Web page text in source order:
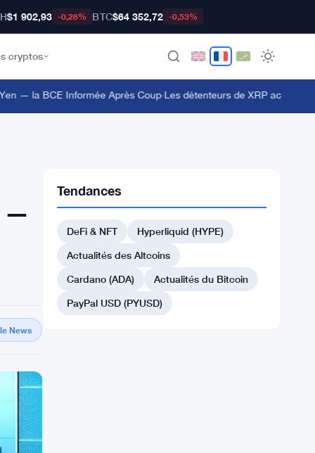
$1 902,93 -0,28% BTC$64 352,72 -0,53%
cryptos
— la BCE Informée Après Coup·Les détenteurs de XRP accèdent au
—
News
Tendances
DeFi & NFT
Hyperliquid (HYPE)
Actualités des Altcoins
Cardano (ADA)
Actualités du Bitcoin
PayPal USD (PYUSD)